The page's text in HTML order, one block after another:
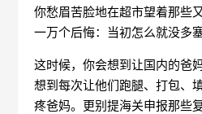
你愁眉苦脸地在超市望着那些
一万个后悔：当初怎么就没多
这时候，你会想到让国内的爸
想到每次让他们跑腿、打包、
疼爸妈。更别提海关申报那些